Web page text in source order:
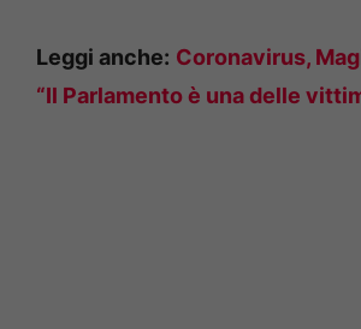
Leggi anche: Coronavirus,
“Il Parlamento è una delle